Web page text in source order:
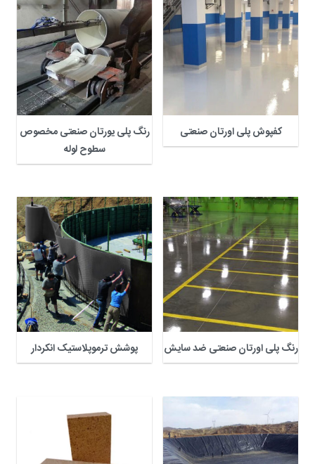
کفپوش پلی اورتان صنعتی
رنگ پلی یورتان صنعتی مخصوص
سطوح لوله
رنگ پلی اورتان صنعتی ضد سایش پوشش ترموپلاستیک انکردار